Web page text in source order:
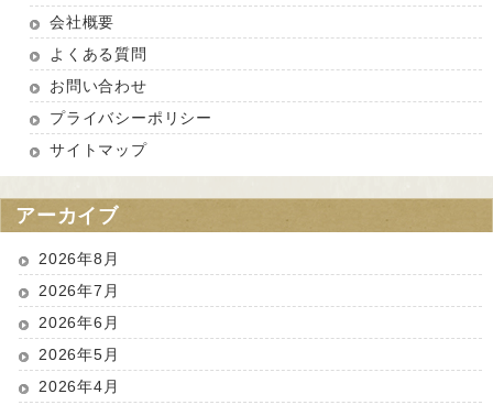
会社概要
よくある質問
お問い合わせ
プライバシーポリシー
サイトマップ
アーカイブ
2026年8月
2026年7月
2026年6月
2026年5月
2026年4月